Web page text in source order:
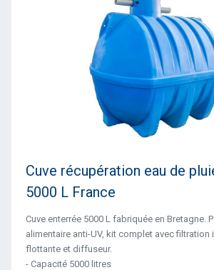
Cuve récupération eau de
5000 L France
Cuve enterrée 5000 L fabriquée en Bretagne.
alimentaire anti-UV, kit complet avec filtration
flottante et diffuseur.
- Capacité 5000 litres